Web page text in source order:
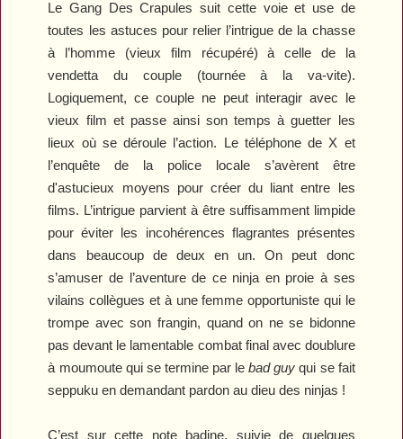
Le Gang Des Crapules suit cette voie et use de
toutes les astuces pour relier l’intrigue de la chasse
à l’homme (vieux film récupéré) à celle de la
vendetta du couple (tournée à la va-vite).
Logiquement, ce couple ne peut interagir avec le
vieux film et passe ainsi son temps à guetter les
lieux où se déroule l’action. Le téléphone de X et
l’enquête de la police locale s’avèrent être
d'astucieux moyens pour créer du liant entre les
films. L’intrigue parvient à être suffisamment limpide
pour éviter les incohérences flagrantes présentes
dans beaucoup de deux en un. On peut donc
s’amuser de l’aventure de ce ninja en proie à ses
vilains collègues et à une femme opportuniste qui le
trompe avec son frangin, quand on ne se bidonne
pas devant le lamentable combat final avec doublure
à moumoute qui se termine par lebad guy qui se fait
seppuku en demandant pardon au dieu des ninjas !
C’est sur cette note badine, suivie de quelques